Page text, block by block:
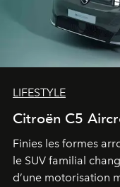
LIFESTYLE
Citroën C5
Finies les formes
le SUV familial
d’une motorisation